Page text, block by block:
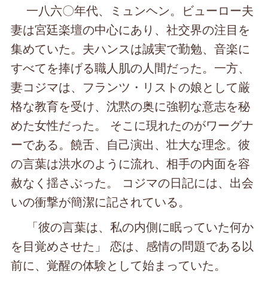
一八六〇年代、ミュンヘン。ビューロー夫
妻は宮廷楽壇の中心にあり、社交界の注目を
集めていた。夫ハンスは誠実で勤勉、音楽に
すべてを捧げる職人肌の人間だった。一方、
妻コジマは、フランツ・リストの娘として厳
格な教育を受け、沈黙の奥に強靭な意志を秘
めた女性だった。 そこに現れたのがワーグナ
ーである。饒舌、自己演出、壮大な理念。彼
の言葉は洪水のように流れ、相手の内面を容
赦なく揺さぶった。 コジマの日記には、出会
いの衝撃が簡潔に記されている。
「彼の言葉は、私の内側に眠っていた何か
を目覚めさせた」 恋は、感情の問題である以
前に、覚醒の体験として始まっていた。